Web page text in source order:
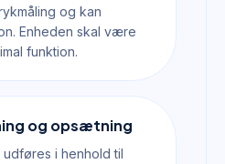
og kan
Enheden skal være
funktion.
og opsætning
udføres i henhold til